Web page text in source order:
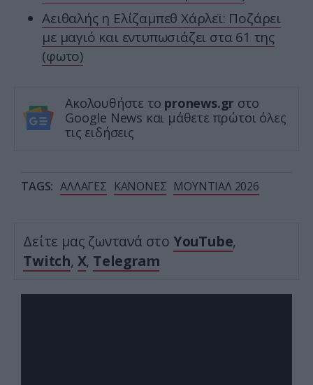
Αειθαλής η Ελίζαμπεθ Χάρλεϊ: Ποζάρει
με μαγιό και εντυπωσιάζει στα 61 της
(φωτο)
Ακολουθήστε το pronews.gr στο
Google News και μάθετε πρώτοι όλες
τις ειδήσεις
TAGS: ΑΛΛΑΓΕΣ ΚΑΝΟΝΕΣ ΜΟΥΝΤΙΑΛ 2026
Δείτε μας ζωντανά στο YouTube,
Twitch, X, Telegram